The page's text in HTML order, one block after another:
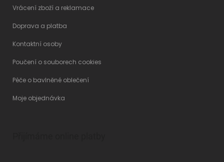
Vrácení zboží a reklamace
Doprava a platba
Kontaktní osoby
Poučení o souborech cookies
Péče o bavlněné oblečení
Moje objednávka